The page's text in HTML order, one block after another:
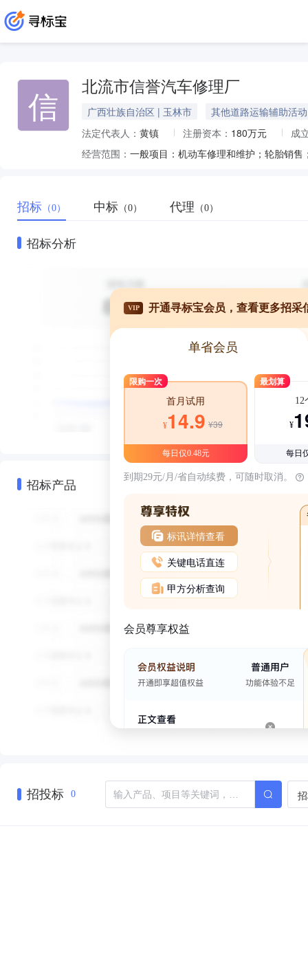
信 北流市信誉汽车修理厂
广西壮族自治区 | 玉林市
其他道路运输辅助活动
法定代表人： 黄镇 注册资本： 180万元
成
经营范围：
招标 （0） 中标 （0） 代理 （0）
招标分析
招标产品
VIP 开通寻标宝会员，查看更多招采
单省会员
限购一次
首月试用
¥14.9 ¥39
每日仅0.48元
最划算
12
¥
每日
到期29元/月/省自动续费，可随时取消。
标讯详情查看
关键电话直连
甲方分析查询
会员尊享权益
招投标 0